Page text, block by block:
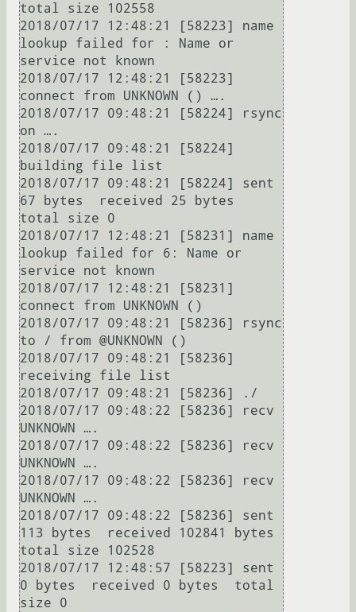
total size 102558
2018/07/17 12:48:21 [58223] name
lookup failed for : Name or
service not known
2018/07/17 12:48:21 [58223]
connect from UNKNOWN () ….
2018/07/17 09:48:21 [58224] rsync
on ….
2018/07/17 09:48:21 [58224]
building file list
2018/07/17 09:48:21 [58224] sent
67 bytes  received 25 bytes
total size 0
2018/07/17 12:48:21 [58231] name
lookup failed for 6: Name or
service not known
2018/07/17 12:48:21 [58231]
connect from UNKNOWN ()
2018/07/17 09:48:21 [58236] rsync
to / from @UNKNOWN ()
2018/07/17 09:48:21 [58236]
receiving file list
2018/07/17 09:48:21 [58236] ./
2018/07/17 09:48:22 [58236] recv
UNKNOWN ….
2018/07/17 09:48:22 [58236] recv
UNKNOWN ….
2018/07/17 09:48:22 [58236] recv
UNKNOWN ….
2018/07/17 09:48:22 [58236] sent
113 bytes  received 102841 bytes
total size 102528
2018/07/17 12:48:57 [58223] sent
0 bytes  received 0 bytes  total
size 0